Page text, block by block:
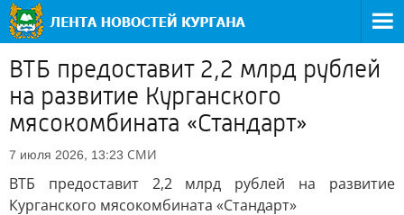
ВТБ предоставит 2,2 млрд рублей
на развитие Курганского
мясокомбината «Стандарт»
7 июля 2026, 13:23 СМИ
ВТБ предоставит 2,2 млрд рублей на развитие
Курганского мясокомбината «Стандарт»